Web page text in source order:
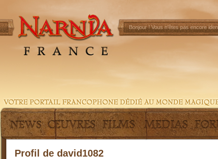
Bonjour !Vous n'êtes pas encore
Profil de david1082